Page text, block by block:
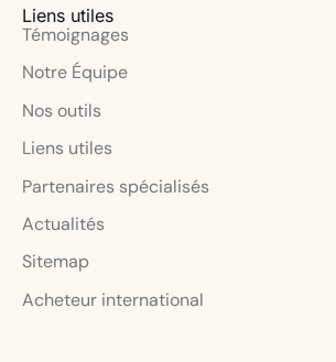
Liens utiles
Témoignages
Notre Équipe
Nos outils
Liens utiles
Partenaires spécialisés
Actualités
Sitemap
Acheteur international